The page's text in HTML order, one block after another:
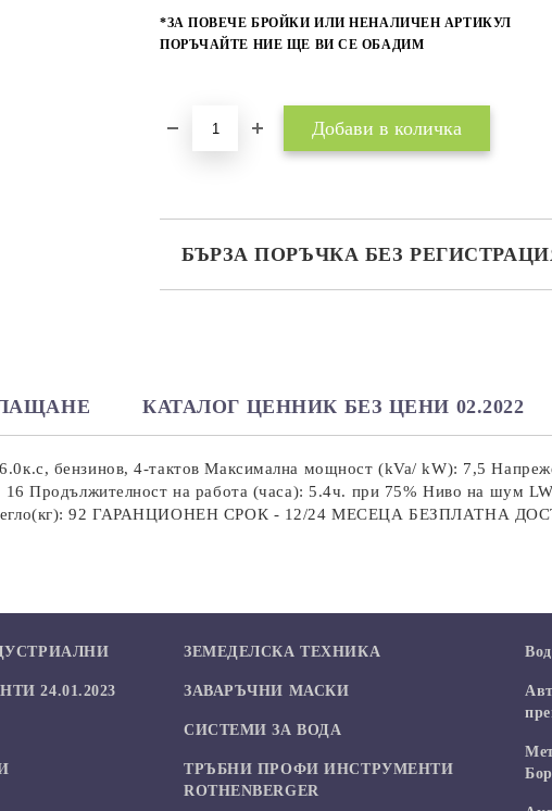
*ЗА ПОВЕЧЕ БРОЙКИ ИЛИ НЕНАЛИЧЕН АРТИКУЛ
ПОРЪЧАЙТЕ НИЕ ЩЕ ВИ СЕ ОБАДИМ
БЪРЗА ПОРЪЧКА БЕЗ
КАТАЛОГ ЦЕННИК БЕЗ ЦЕНИ 02.2022
бензинов, 4-тактов Максимална мощност (kVa/ kW): 7,5
16 Продължителност на работа (часа): 5.4ч. при 75% Ниво на шум
тегло(кг): 92 ГАРАНЦИОНЕН СРОК - 12/24 МЕСЕЦА БЕЗПЛАТНА
24.01.2023
ЗЕМЕДЕЛСКА ТЕХНИКА
ЗАВАРЪЧНИ МАСКИ
СИСТЕМИ ЗА ВОДА
ТРЪБНИ ПРОФИ ИНСТРУМЕНТИ
ROTHENBERGER